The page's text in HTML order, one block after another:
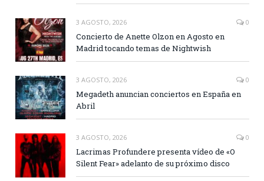
3 AGOSTO, 2026 0
Concierto de Anette Olzon en Agosto en
Madrid tocando temas de Nightwish
3 AGOSTO, 2026 0
Megadeth anuncian conciertos en España en
Abril
3 AGOSTO, 2026 0
Lacrimas Profundere presenta vídeo de «O
Silent Fear» adelanto de su próximo disco